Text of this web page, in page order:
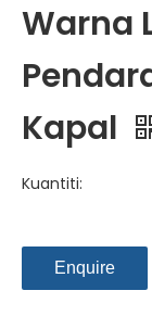
Warna
Kapal
Kuantiti:
Enquire